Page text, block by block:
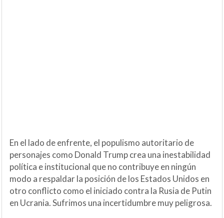
En el lado de enfrente, el populismo autoritario de
personajes como Donald Trump crea una inestabilidad
política e institucional que no contribuye en ningún
modo a respaldar la posición de los Estados Unidos en
otro conflicto como el iniciado contra la Rusia de Putin
en Ucrania. Sufrimos una incertidumbre muy peligrosa.